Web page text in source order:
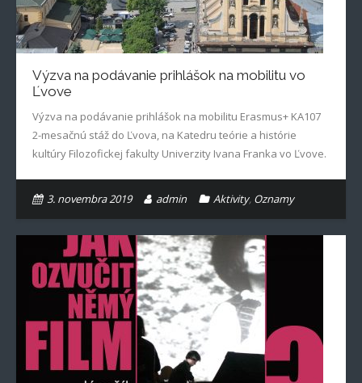
Výzva na podávanie prihlášok na mobilitu vo
Ľvove
Výzva na podávanie prihlášok na mobilitu Erasmus+ KA107
2-mesačnú stáž do Ľvova, na Katedru teórie a histórie
kultúry Filozofickej fakulty Univerzity Ivana Franka vo Ľvove.
3. novembra 2019 admin Aktivity, Oznamy